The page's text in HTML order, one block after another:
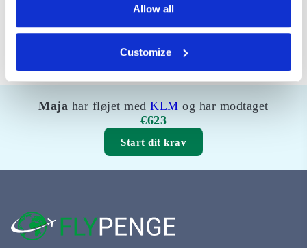
Allow all
Customize
Maja har fløjet medKLM og har modtaget
€623
Start dit krav